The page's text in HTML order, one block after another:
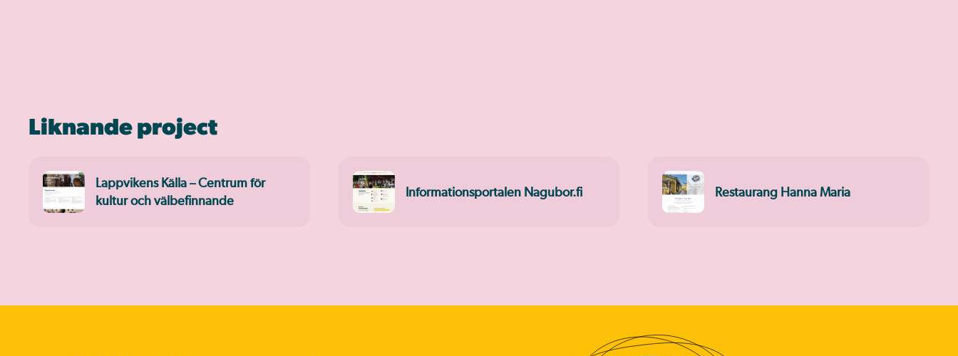
Liknande project
Lappvikens Källa – Centrum för
kultur och välbefinnande
Informationsportalen Nagubor.fi Restaurang Hanna Maria